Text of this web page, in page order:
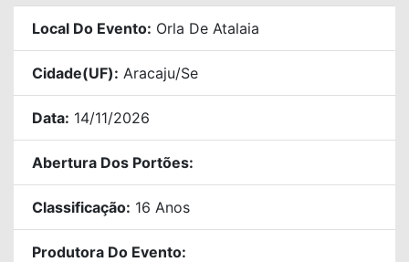
Local Do Evento: Orla De Atalaia
Cidade(UF): Aracaju/se
Data: 14/11/2026
Abertura Dos Portões:
Classificação: 16 Anos
Produtora Do Evento: